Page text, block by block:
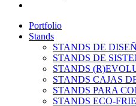
Portfolio
Stands
STANDS DE
STANDS DE
STANDS
STANDS CAJAS
STANDS PARA
STANDS ECO-